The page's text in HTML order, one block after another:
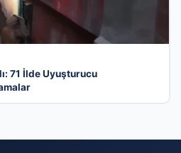
71 İlde Uyuşturucu